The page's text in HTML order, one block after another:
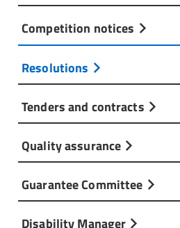
Competition notices
Resolutions
Tenders and contracts
Quality assurance
Guarantee Committee
Disability Manager